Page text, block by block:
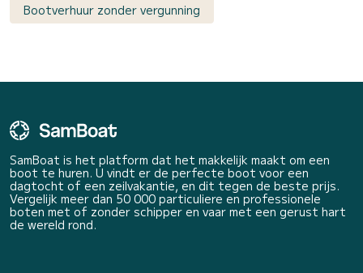
Bootverhuur zonder vergunning
SamBoat is het platform dat het makkelijk maakt om een
boot te huren. U vindt er de perfecte boot voor een
dagtocht of een zeilvakantie, en dit tegen de beste prijs.
Vergelijk meer dan 50 000 particuliere en professionele
boten met of zonder schipper en vaar met een gerust hart
de wereld rond.